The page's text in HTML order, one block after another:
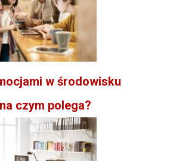
w środowisku
czym polega?